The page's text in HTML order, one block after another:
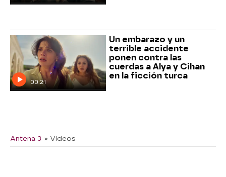
00:21
Un embarazo y un
terrible accidente
ponen contra las
cuerdas a Alya y Cihan
en la ficción turca
Antena 3 » Vídeos